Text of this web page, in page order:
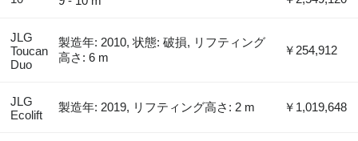
JLG
Toucan
Duo
製造年: 2010, 状態: 破損, リフティング
高さ: 6 m
￥254,912
JLG
Ecolift
製造年: 2019, リフティング高さ: 2 m ￥1,019,648